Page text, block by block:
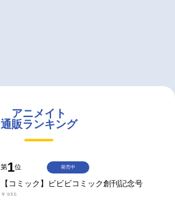
アニメイト
通販ランキング
第1位
【コミック】ビビビコミック創刊記念号
￥935
発売中